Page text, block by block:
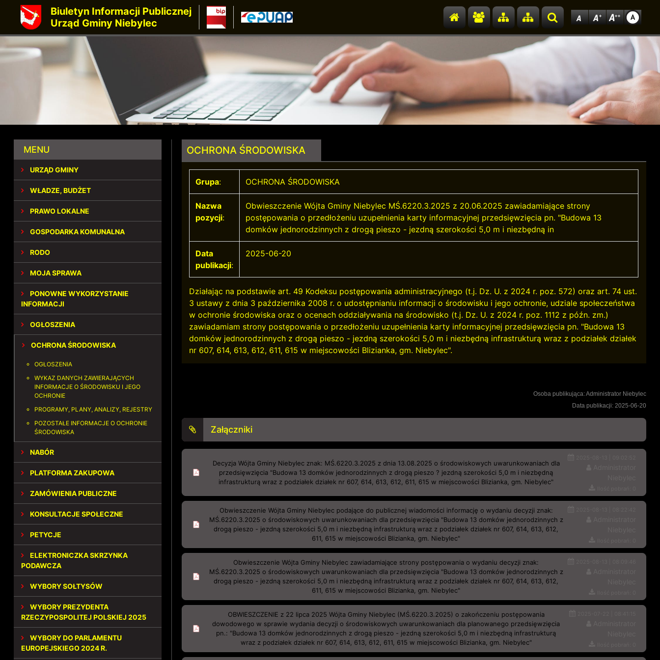
Biuletyn Informacji Publicznej
Urząd Gminy Niebylec
Przejdź do strony głównej
Przejdź do redakcji
Przejdź do mapy strony
Przejdź do mapy strony
Szukaj
MENU
URZĄD GMINY
WŁADZE, BUDŻET
PRAWO LOKALNE
GOSPODARKA KOMUNALNA
RODO
MOJA SPRAWA
PONOWNE WYKORZYSTANIE
INFORMACJI
OGŁOSZENIA
OCHRONA ŚRODOWISKA
OGŁOSZENIA
WYKAZ DANYCH ZAWIERAJĄCYCH
INFORMACJE O ŚRODOWISKU I JEGO
OCHRONIE
PROGRAMY, PLANY, ANALIZY, REJESTRY
POZOSTAŁE INFORMACJE O OCHRONIE
ŚRODOWISKA
NABÓR
PLATFORMA ZAKUPOWA
ZAMÓWIENIA PUBLICZNE
KONSULTACJE SPOŁECZNE
PETYCJE
ELEKTRONICZKA SKRZYNKA
PODAWCZA
WYBORY SOŁTYSÓW
WYBORY PREZYDENTA
RZECZYPOSPOLITEJ POLSKIEJ 2025
WYBORY DO PARLAMENTU
EUROPEJSKIEGO 2024 R.
OCHRONA ŚRODOWISKA
Grupa: OCHRONA ŚRODOWISKA
Nazwa
pozycji:
Obwieszczenie Wójta Gminy Niebylec MŚ.6220.3.2025 z 20.06.2025 zawiadamiające strony
postępowania o przedłożeniu uzupełnienia karty informacyjnej przedsięwzięcia pn. "Budowa 13
domków jednorodzinnych z drogą pieszo - jezdną szerokości 5,0 m i niezbędną in
Data
publikacji:
2025-06-20
Działając na podstawie art. 49 Kodeksu postępowania administracyjnego (t.j. Dz. U. z 2024 r. poz. 572) oraz art. 74 ust.
3 ustawy z dnia 3 października 2008 r. o udostępnianiu informacji o środowisku i jego ochronie, udziale społeczeństwa
w ochronie środowiska oraz o ocenach oddziaływania na środowisko (t.j. Dz. U. z 2024 r. poz. 1112 z późn. zm.)
zawiadamiam strony postępowania o przedłożeniu uzupełnienia karty informacyjnej przedsięwzięcia pn. "Budowa 13
domków jednorodzinnych z drogą pieszo - jezdną szerokości 5,0 m i niezbędną infrastrukturą wraz z podziałek działek
nr 607, 614, 613, 612, 611, 615 w miejscowości Blizianka, gm. Niebylec".
Osoba publikująca: Administrator Niebylec
Data publikacji: 2025-06-20
Załączniki
Decyzja Wójta Gminy Niebylec znak: MŚ.6220.3.2025 z dnia 13.08.2025 o środowiskowych uwarunkowaniach dla
przedsięwzięcia "Budowa 13 domków jednorodzinnych z drogą pieszo ? jezdną szerokości 5,0 m i niezbędną
infrastrukturą wraz z podziałek działek nr 607, 614, 613, 612, 611, 615 w miejscowości Blizianka, gm. Niebylec"
Obwieszczenie Wójta Gminy Niebylec podające do publicznej wiadomości informację o wydaniu decyzji znak:
MŚ.6220.3.2025 o środowiskowych uwarunkowaniach dla przedsięwzięcia "Budowa 13 domków jednorodzinnych z
drogą pieszo - jezdną szerokości 5,0 m i niezbędną infrastrukturą wraz z podziałek działek nr 607, 614, 613, 612,
611, 615 w miejscowości Blizianka, gm. Niebylec"
Obwieszczenie Wójta Gminy Niebylec zawiadamiające strony postępowania o wydaniu decyzji znak:
MŚ.6220.3.2025 o środowiskowych uwarunkowaniach dla przedsięwzięcia "Budowa 13 domków jednorodzinnych z
drogą pieszo - jezdną szerokości 5,0 m i niezbędną infrastrukturą wraz z podziałek działek nr 607, 614, 613, 612,
611, 615 w miejscowości Blizianka, gm. Niebylec"
OBWIESZCZENIE z 22 lipca 2025 Wójta Gminy Niebylec (MŚ.6220.3.2025) o zakończeniu postępowania
dowodowego w sprawie wydania decyzji o środowiskowych uwarunkowaniach dla planowanego przedsięwzięcia
pn.: "Budowa 13 domków jednorodzinnych z drogą pieszo - jezdną szerokości 5,0 m i niezbędną infrastrukturą
wraz z podziałek działek nr 607, 614, 613, 612, 611, 615 w miejscowości Blizianka, gm. Niebylec"